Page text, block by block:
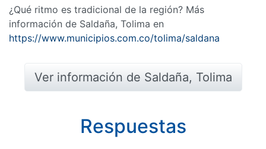
¿Qué ritmo es tradicional de la región? Más
información de Saldaña, Tolima en
https://www.municipios.com.co/tolima/saldana
Ver información de Saldaña, Tolima
Respuestas